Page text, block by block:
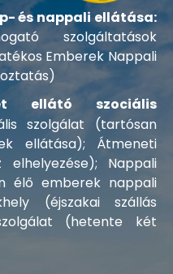
és nappali ellátása:
szolgáltatások
Emberek Nappali
ellátó szociális
szolgálat (tartósan
ellátása); Átmeneti
elhelyezése); Nappali
élő emberek nappali
(éjszakai szállás
(hetente két